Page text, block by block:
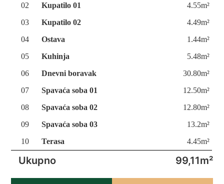
02
Kupatilo 01
4.55m²
03
Kupatilo 02
4.49m²
04
Ostava
1.44m²
05
Kuhinja
5.48m²
06
Dnevni boravak
30.80m²
07
Spavaća soba 01
12.50m²
08
Spavaća soba 02
12.80m²
09
Spavaća soba 03
13.2m²
10
Terasa 4.45m²
Ukupno 99,11m²